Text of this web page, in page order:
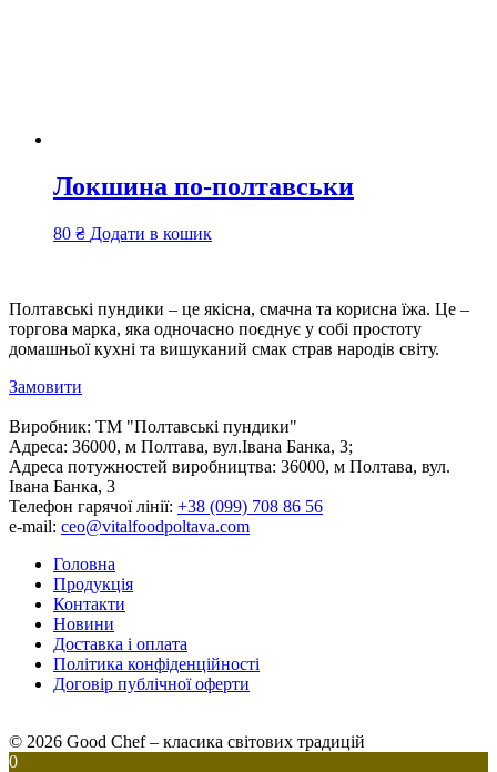
Локшина по-полтавськи
80 ₴ Додати в кошик
Полтавські пундики – це якісна, смачна та корисна їжа. Це –
торгова марка, яка одночасно поєднує у собі простоту
домашньої кухні та вишуканий смак страв народів світу.
Замовити
Виробник: ТМ "Полтавські пундики"
Адреса: 36000, м Полтава, вул.Івана Банка, 3;
Адреса потужностей виробництва: 36000, м Полтава, вул.
Івана Банка, 3
Телефон гарячої лінії: +38 (099) 708 86 56
e-mail: ceo@vitalfoodpoltava.com
Головна
Продукція
Контакти
Новини
Доставка і оплата
Політика конфіденційності
Договір публічної оферти
© 2026 Good Chef – класика світових традицій
0